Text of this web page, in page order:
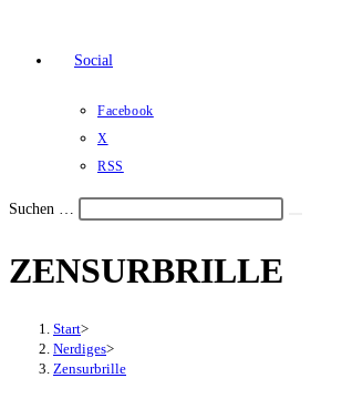
Social
Facebook
X
RSS
Suchen …
den
ZENSURBRILLE
Start>
Nerdiges>
Zensurbrille